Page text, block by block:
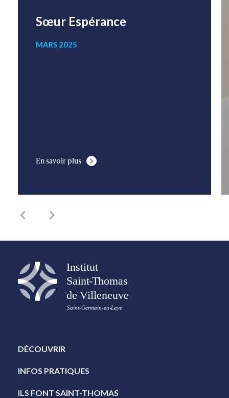
Sœur Espérance
MARS 2025
En savoir plus
DÉCOUVRIR
INFOS PRATIQUES
ILS FONT SAINT-THOMAS